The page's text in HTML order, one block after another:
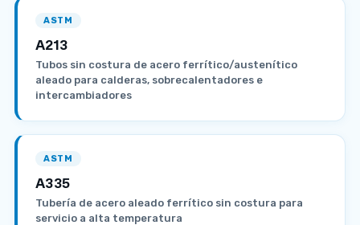
ASTM
A213
Tubos sin costura de acero ferrítico/austenítico
aleado para calderas, sobrecalentadores e
intercambiadores
ASTM
A335
Tubería de acero aleado ferrítico sin costura para
servicio a alta temperatura